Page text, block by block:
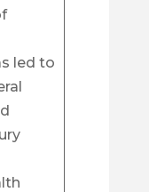
led to